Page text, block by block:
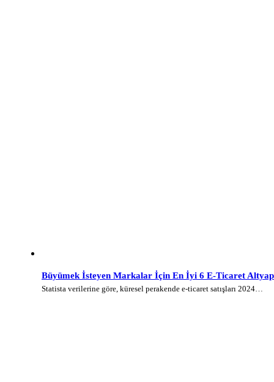
Büyümek İsteyen Markalar İçin En İyi 6 E-Ticaret
Statista verilerine göre, küresel perakende e-ticaret satışları 2024…